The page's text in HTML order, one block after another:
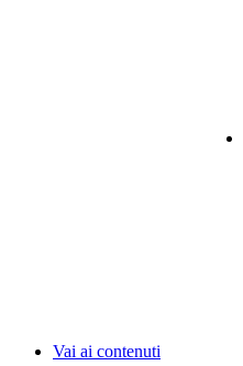
Vai ai contenuti